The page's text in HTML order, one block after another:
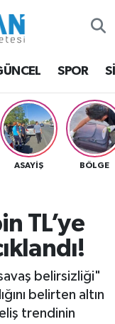
SPOR
ASAYİŞ BÖLGE
TL’ye
belirsizliği"
belirten altın
trendinin